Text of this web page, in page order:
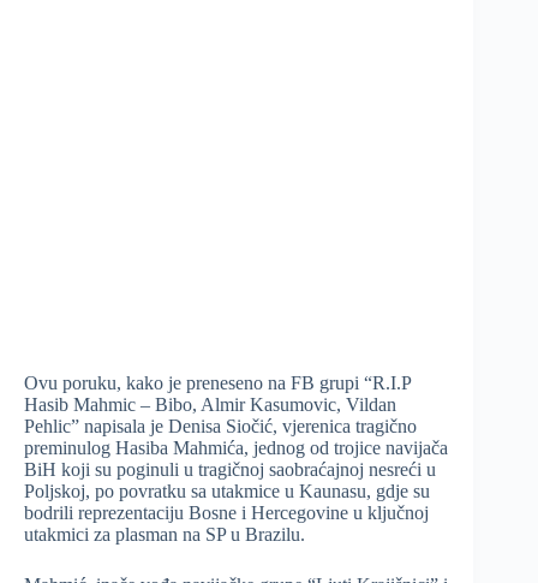
Ovu poruku, kako je preneseno na FB grupi “R.I.P
Hasib Mahmic – Bibo, Almir Kasumovic, Vildan
Pehlic” napisala je Denisa Siočić, vjerenica tragično
preminulog Hasiba Mahmića, jednog od trojice navijača
BiH koji su poginuli u tragičnoj saobraćajnoj nesreći u
Poljskoj, po povratku sa utakmice u Kaunasu, gdje su
bodrili reprezentaciju Bosne i Hercegovine u ključnoj
utakmici za plasman na SP u Brazilu.